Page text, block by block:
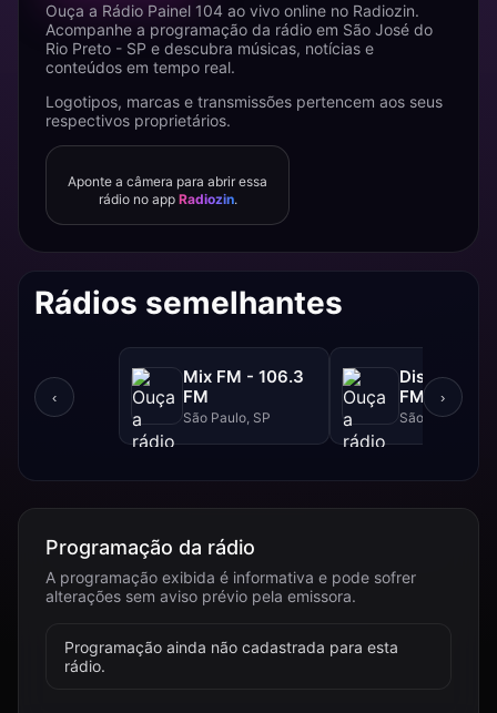
Ouça a Rádio Painel 104 ao vivo online no Radiozin.
Acompanhe a programação da rádio em São José do
Rio Preto - SP e descubra músicas, notícias e
conteúdos em tempo real.
Logotipos, marcas e transmissões pertencem aos seus
respectivos proprietários.
Aponte a câmera para abrir essa
rádio no app Radiozin.
Rádios semelhantes
‹
Mix FM - 106.3
FM
São Paulo, SP
Disney -
FM
São Paulo, SP
›
Programação da rádio
A programação exibida é informativa e pode sofrer
alterações sem aviso prévio pela emissora.
Programação ainda não cadastrada para esta
rádio.